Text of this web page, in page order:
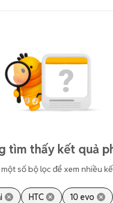
tìm thấy kết quả
số bộ lọc để xem nhiều
HTC 10 evo